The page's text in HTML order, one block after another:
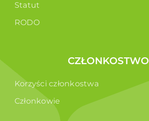
Statut
RODO
CZŁONKOSTWO
Korzyści członkostwa
Członkowie